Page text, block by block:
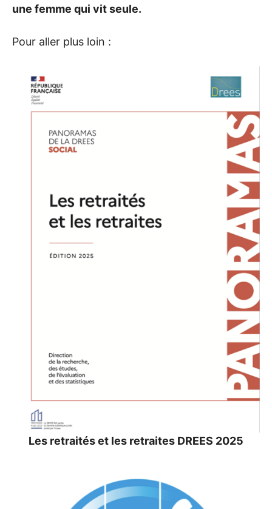
une femme qui vit seule.
Pour aller plus loin :
Les retraités et les retraites DREES 2025